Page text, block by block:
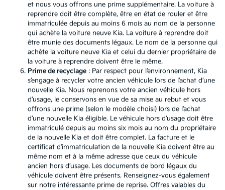
et nous vous offrons une prime supplémentaire. La voiture à
reprendre doit être complète, être en état de rouler et être
immatriculée depuis au moins 6 mois au nom de la personne
qui achète la voiture neuve Kia. La voiture à reprendre doit
être munie des documents légaux. Le nom de la personne qui
achète la voiture neuve Kia et celui du dernier propriétaire de
la voiture à reprendre doivent être le même.
Prime de recyclage : Par respect pour l’environnement, Kia
s’engage à recycler votre ancien véhicule lors de l’achat d’une
nouvelle Kia. Nous reprenons votre ancien véhicule hors
d’usage, le conservons en vue de sa mise au rebut et vous
offrons une prime (selon le modèle choisi) lors de l’achat
d’une nouvelle Kia éligible. Le véhicule hors d’usage doit être
immatriculé depuis au moins six mois au nom du propriétaire
de la nouvelle Kia et doit être complet. La facture et le
certificat d’immatriculation de la nouvelle Kia doivent être au
même nom et à la même adresse que ceux du véhicule
ancien hors d’usage. Les documents de bord légaux du
véhicule doivent être présents. Renseignez-vous également
sur notre intéressante prime de reprise. Offres valables du